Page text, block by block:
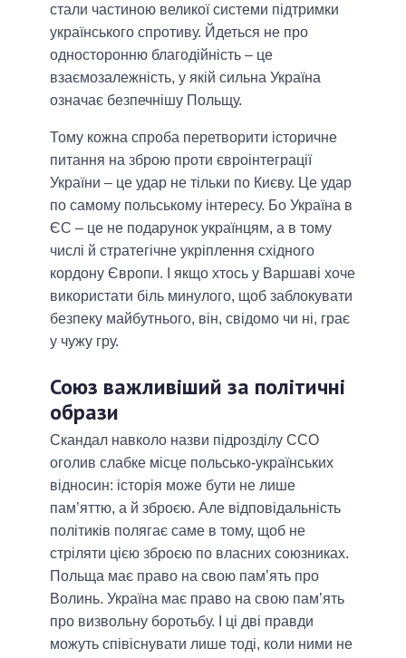
стали частиною великої системи підтримки
українського спротиву. Йдеться не про
односторонню благодійність – це
взаємозалежність, у якій сильна Україна
означає безпечнішу Польщу.
Тому кожна спроба перетворити історичне
питання на зброю проти євроінтеграції
України – це удар не тільки по Києву. Це удар
по самому польському інтересу. Бо Україна в
ЄС – це не подарунок українцям, а в тому
числі й стратегічне укріплення східного
кордону Європи. І якщо хтось у Варшаві хоче
використати біль минулого, щоб заблокувати
безпеку майбутнього, він, свідомо чи ні, грає
у чужу гру.
Союз важливіший за політичні
образи
Скандал навколо назви підрозділу ССО
оголив слабке місце польсько-українських
відносин: історія може бути не лише
пам’яттю, а й зброєю. Але відповідальність
політиків полягає саме в тому, щоб не
стріляти цією зброєю по власних союзниках.
Польща має право на свою пам’ять про
Волинь. Україна має право на свою пам’ять
про визвольну боротьбу. І ці дві правди
можуть співіснувати лише тоді, коли ними не